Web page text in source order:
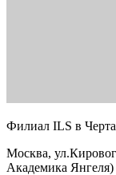
Филиал ILS в
Москва,
Академика Янгеля)